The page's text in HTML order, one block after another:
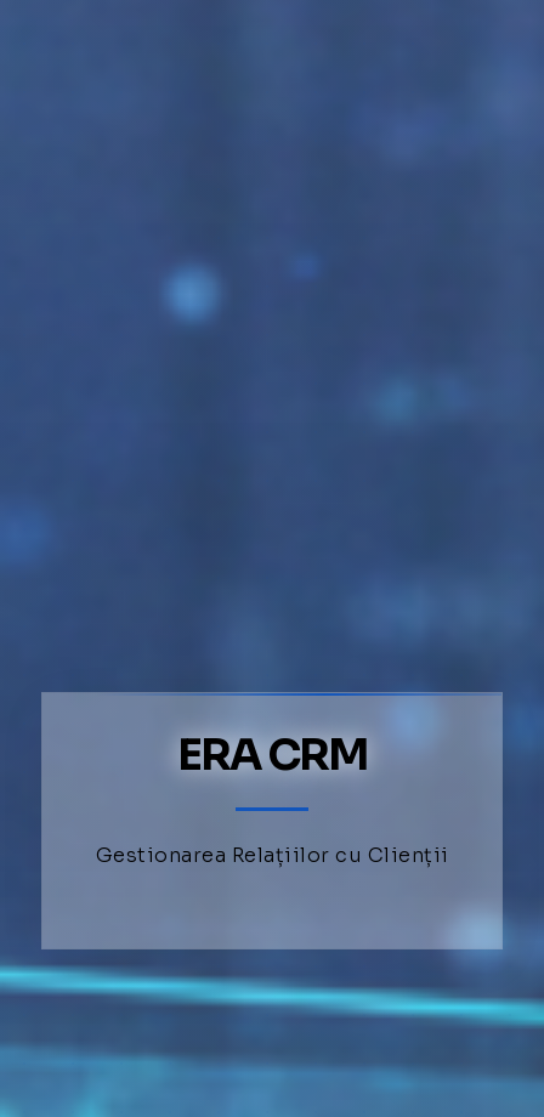
ERA CRM
Gestionarea Relațiilor cu Clienții